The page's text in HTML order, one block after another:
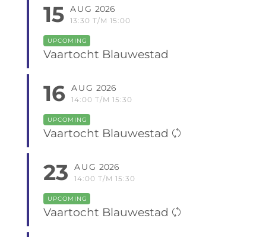
15 AUG 2026
13:30 T/M 15:00
UPCOMING
Vaartocht Blauwestad
16 AUG 2026
14:00 T/M 15:30
UPCOMING
Vaartocht Blauwestad
23 AUG 2026
14:00 T/M 15:30
UPCOMING
Vaartocht Blauwestad